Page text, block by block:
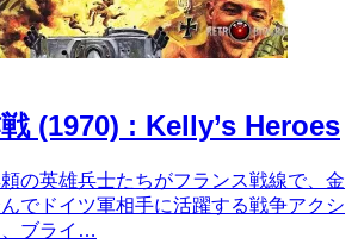
(1970) : Kelly’s Heroes
の英雄兵士たちがフランス戦線で、金
でドイツ軍相手に活躍する戦争アクシ
、ブライ…